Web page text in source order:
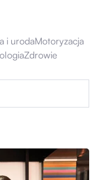
i urodaMotoryzacja
Zdrowie